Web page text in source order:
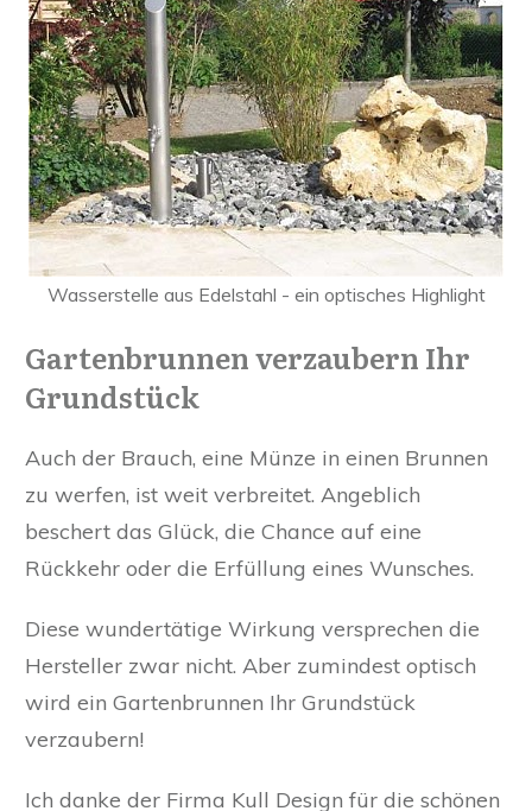
Wasserstelle aus Edelstahl - ein optisches Highlight
Gartenbrunnen verzaubern Ihr
Grundstück
Auch der Brauch, eine Münze in einen Brunnen
zu werfen, ist weit verbreitet. Angeblich
beschert das Glück, die Chance auf eine
Rückkehr oder die Erfüllung eines Wunsches.
Diese wundertätige Wirkung versprechen die
Hersteller zwar nicht. Aber zumindest optisch
wird ein Gartenbrunnen Ihr Grundstück
verzaubern!
Ich danke der Firma Kull Design für die schönen